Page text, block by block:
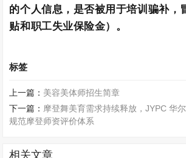
的个人信息，是否被用于培训骗补，
贴和职工失业保险金）。
标签
上一篇： 美容美体师招生简章
下一篇： 摩登舞美育需求持续释放，JYPC 华
规范摩登师资评价体系
相关文章